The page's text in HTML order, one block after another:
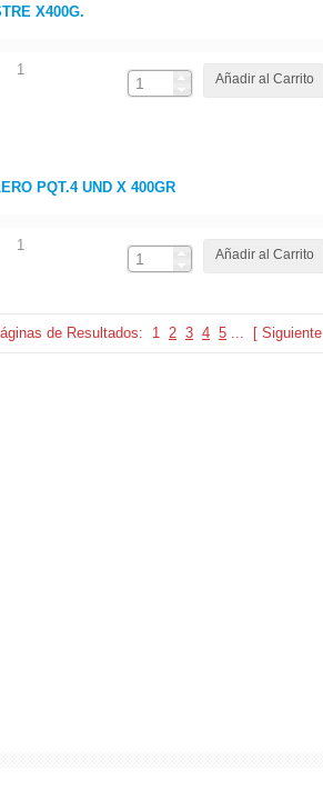
X400G.
1
Añadir al Carrito
PQT.4 UND X 400GR
1
Añadir al Carrito
de Resultados: 1 2 3 4 5 ... [ Siguiente